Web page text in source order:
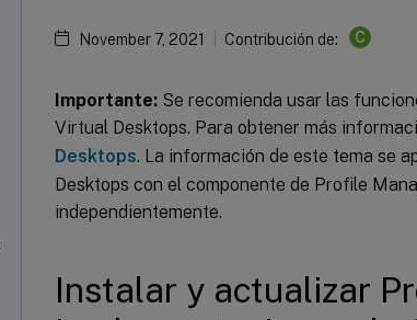
November 7, 2021 Contribución de: C
Importante: Se recomienda usar las
Virtual Desktops. Para obtener más
Desktops. La información de este tema se
Desktops con el componente de Profile
independientemente.
Instalar y actualizar